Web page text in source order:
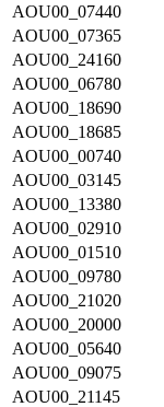
AOU00_07440
AOU00_07365
AOU00_24160
AOU00_06780
AOU00_18690
AOU00_18685
AOU00_00740
AOU00_03145
AOU00_13380
AOU00_02910
AOU00_01510
AOU00_09780
AOU00_21020
AOU00_20000
AOU00_05640
AOU00_09075
AOU00_21145